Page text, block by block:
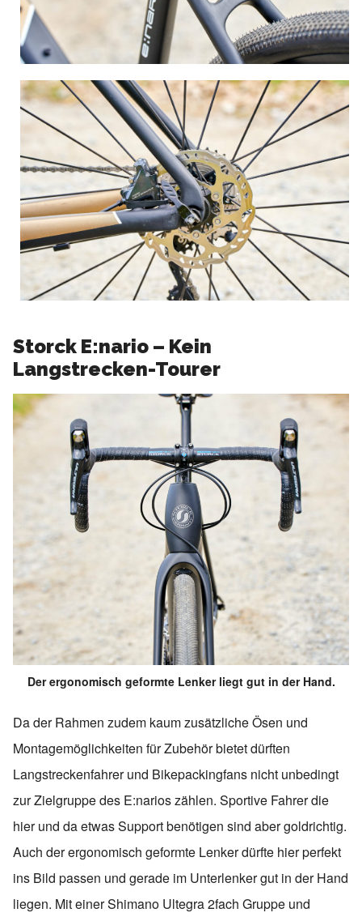
Storck E:nario – Kein
Langstrecken-Tourer
Der ergonomisch geformte Lenker liegt gut in der Hand.
Da der Rahmen zudem kaum zusätzliche Ösen und
Montagemöglichkeiten für Zubehör bietet dürften
Langstreckenfahrer und Bikepackingfans nicht unbedingt
zur Zielgruppe des E:narios zählen. Sportive Fahrer die
hier und da etwas Support benötigen sind aber goldrichtig.
Auch der ergonomisch geformte Lenker dürfte hier perfekt
ins Bild passen und gerade im Unterlenker gut in der Hand
liegen. Mit einer Shimano Ultegra 2fach Gruppe und